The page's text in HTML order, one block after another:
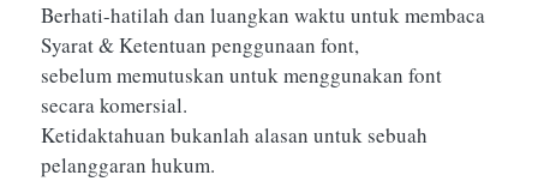
Berhati-hatilah dan luangkan waktu untuk membaca
Syarat & Ketentuan penggunaan font,
sebelum memutuskan untuk menggunakan font
secara komersial.
Ketidaktahuan bukanlah alasan untuk sebuah
pelanggaran hukum.